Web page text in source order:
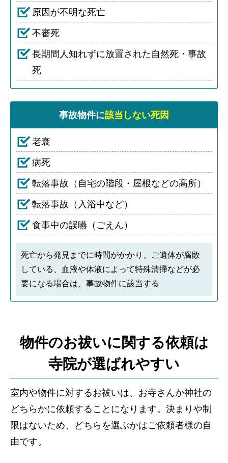
原因が不明な死亡
不審死
長期間人知れずに放置された自然死・事故
死
事故物件に該当しない死因
老衰
病死
転落事故（自宅の階段・屋根などの高所）
転落事故（入浴中など）
食事中の誤嚥（ごえん）
死亡から発見までに時間がかかり、ご遺体が腐敗
している、血液や体液によって特殊清掃などが必
要になる場合は、事故物件に該当する
物件のお祓いに関する依頼は
寺院が選ばれやすい
室内や物件に対するお祓いは、お寺さんか神社の
どちらかに依頼することになります。決まりや制
限はないため、どちらを選ぶかはご依頼者様の自
由です。